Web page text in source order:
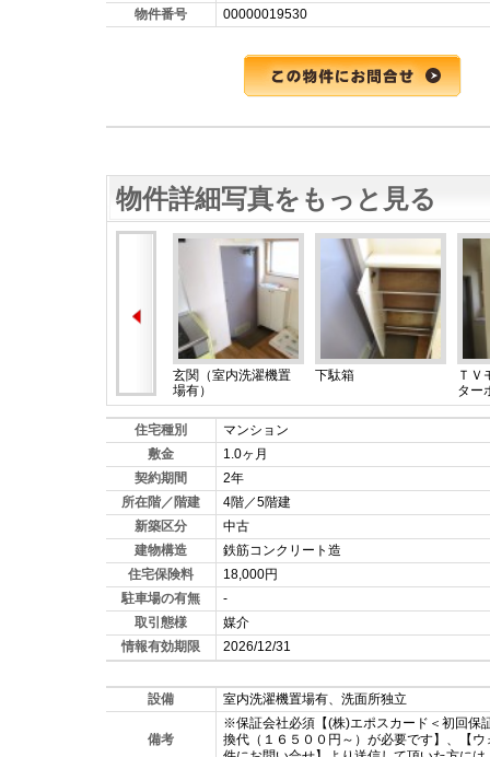
物件番号
00000019530
物件詳細写真をもっと見る
玄関（室内洗濯機置
場有）
下駄箱
ＴＶ
ター
住宅種別
マンション
敷金
1.0ヶ月
契約期間
2年
所在階／階建
4階／5階建
新築区分
中古
建物構造
鉄筋コンクリート造
住宅保険料
18,000円
駐車場の有無
-
取引態様
媒介
情報有効期限
2026/12/31
設備 室内洗濯機置場有、洗面所独立
備考
※保証会社必須【(株)エポスカード＜初回保
換代（１６５００円～）が必要です】、【